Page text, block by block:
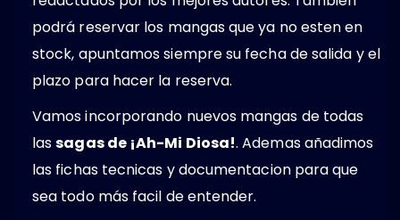
podrá reservar los mangas que ya no esten en
stock, apuntamos siempre su fecha de salida y el
plazo para hacer la reserva.
Vamos incorporando nuevos mangas de todas
lassagas de ¡Ah-Mi Diosa!. Ademas añadimos
las fichas tecnicas y documentacion para que
sea todo más facil de entender.